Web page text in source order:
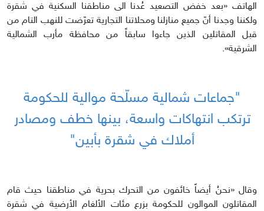
الهاتف «بعد خفض التصعيد عُدنا الى مناطقنا السكنية في شقرة
ولكننا وجدنا أنّ جميع منازلنا ومحلاتنا التجارية تعرّضت للنهب التام من
قبل المقاتلين الذين جاءوا سابقاً من محافظة مأرب الشمالية
الشرقية».
"جماعات شمالية مسلّحة موالية للحكومة
ترتكب انتهاكات واسعة، بينها خطف ومصادر
أملاك في شقرة بأبين"
وقال «نحنُ أيضاً خائفون من التحرك بحرية في مناطقنا حيث قام
المقاتلون الموالون للحكومة بزرع مئات الألغام الأرضية في شقرة